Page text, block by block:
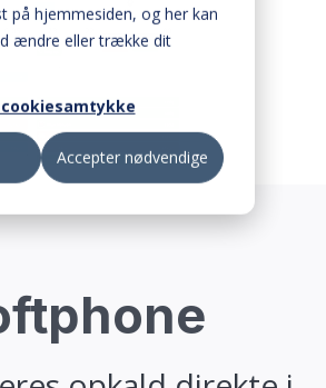
på hjemmesiden, og her kan
ændre eller trække dit
Accepter nødvendige
OG STABILITET